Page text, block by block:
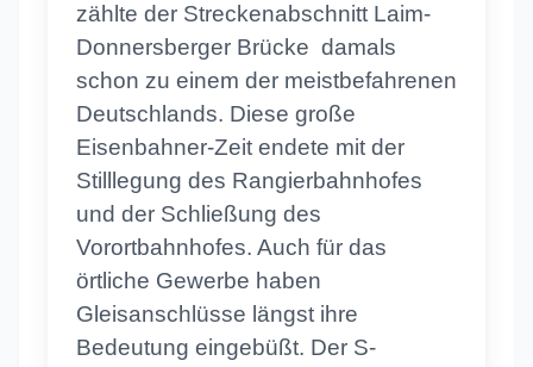
zählte der Streckenabschnitt Laim-
Donnersberger Brücke damals
schon zu einem der meistbefahrenen
Deutschlands. Diese große
Eisenbahner-Zeit endete mit der
Stilllegung des Rangierbahnhofes
und der Schließung des
Vorortbahnhofes. Auch für das
örtliche Gewerbe haben
Gleisanschlüsse längst ihre
Bedeutung eingebüßt. Der S-